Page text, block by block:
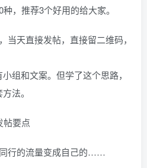
，推荐3个好用的给大家。
当天直接发帖，直接留二维码，
组和文案。但学了这个思路，
法。
帖要点
同行的流量变成自己的……